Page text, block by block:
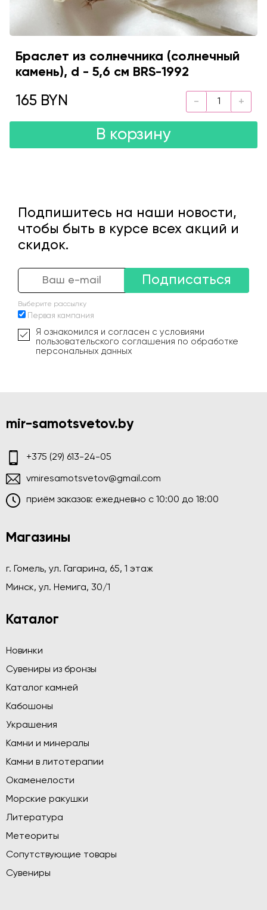
Браслет из солнечника (солнечный
камень), d - 5,6 см BRS-1992
165 BYN
В корзину
Подпишитесь на наши новости,
чтобы быть в курсе всех акций и
скидок.
Подписаться
Выберите рассылку
Первая кампания
Я ознакомился и согласен с условиями
пользовательского соглашения по обработке
персональных данных
mir-samotsvetov.by
+375 (29) 613-24-05
vmiresamotsvetov@gmail.com
приём заказов: ежедневно c 10:00 до 18:00
Магазины
г. Гомель, ул. Гагарина, 65, 1 этаж
Минск, ул. Немига, 30/1
Каталог
Новинки
Сувениры из бронзы
Каталог камней
Кабошоны
Украшения
Камни и минералы
Камни в литотерапии
Окаменелости
Морские ракушки
Литература
Метеориты
Сопутствующие товары
Сувениры